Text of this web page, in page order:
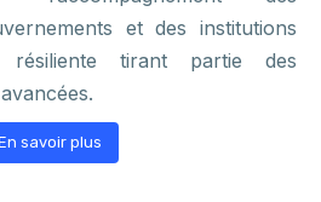
et des institutions
tirant partie des
savoir plus